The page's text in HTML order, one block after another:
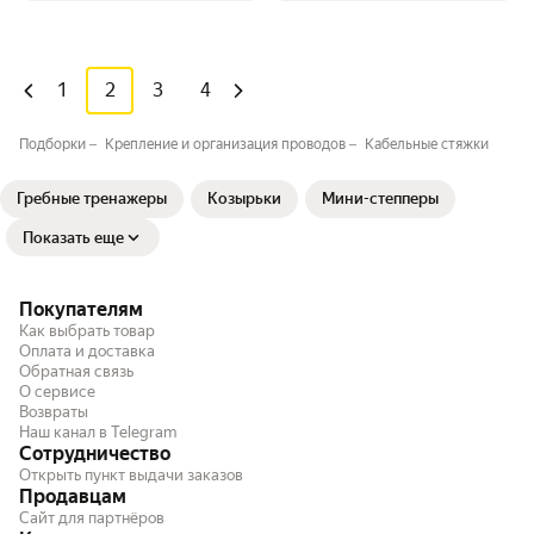
1 2 3 4
Подборки Крепление и организация проводов Кабельные стяжки
Гребные тренажеры Козырьки Мини-степперы
Показать еще
Покупателям
Как выбрать товар
Оплата и доставка
Обратная связь
О сервисе
Возвраты
Наш канал в Telegram
Сотрудничество
Открыть пункт выдачи заказов
Продавцам
Сайт для партнёров